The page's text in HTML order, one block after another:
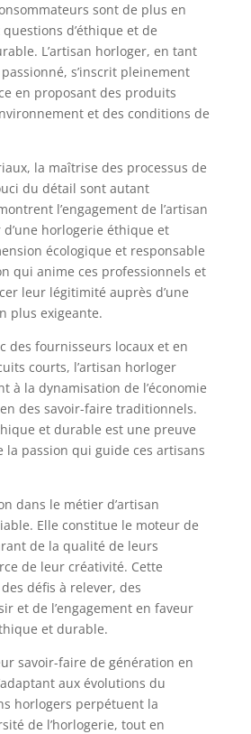
sont de plus en
d’éthique et de
L’artisan horloger, en tant
s’inscrit pleinement
en proposant des produits
et des conditions de
la maîtrise des processus de
du détail sont autant
l’engagement de l’artisan
horlogerie éthique et
écologique et responsable
qui anime ces professionnels et
leur légitimité auprès d’une
plus exigeante.
des fournisseurs locaux et en
courts, l’artisan horloger
à la dynamisation de l’économie
des savoir-faire traditionnels.
et durable est une preuve
passion qui guide ces artisans
dans le métier d’artisan
Elle constitue le moteur de
de la qualité de leurs
de leur créativité. Cette
défis à relever, des
et de l’engagement en faveur
et durable.
savoir-faire de génération en
aux évolutions du
horlogers perpétuent la
de l’horlogerie, tout en